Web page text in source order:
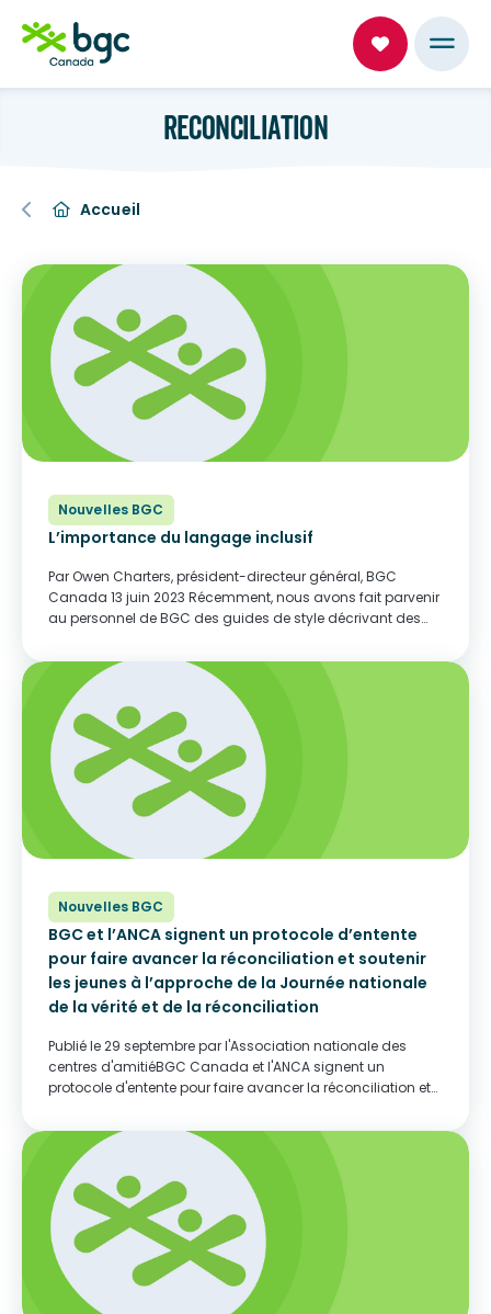
RECONCILIATION
Accueil
Nouvelles BGC
L’importance du langage inclusif
Par Owen Charters, président-directeur général, BGC
Canada 13 juin 2023 Récemment, nous avons fait parvenir
au personnel de BGC des guides de style décrivant des
approprié pour parler de différents groupes de personnes,...
Nouvelles BGC
BGC et l’ANCA signent un protocole d’entente
pour faire avancer la réconciliation et soutenir
les jeunes à l’approche de la Journée nationale
de la vérité et de la réconciliation
Publié le 29 septembre par l'Association nationale des
centres d'amitiéBGC Canada et l'ANCA signent un
protocole d'entente pour faire avancer la réconciliation et
la vérité et de la réconciliationOTTAWA –...